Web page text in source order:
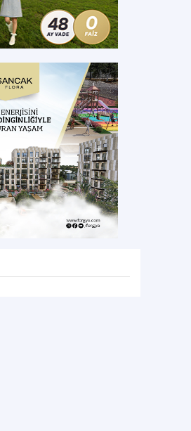
Evleri Kura Çekilişi Bugün
etap kura çekilişi bugün saat 10:00’da